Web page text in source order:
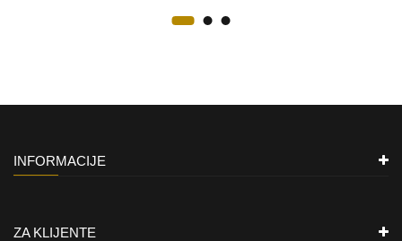
INFORMACIJE
ZA KLIJENTE